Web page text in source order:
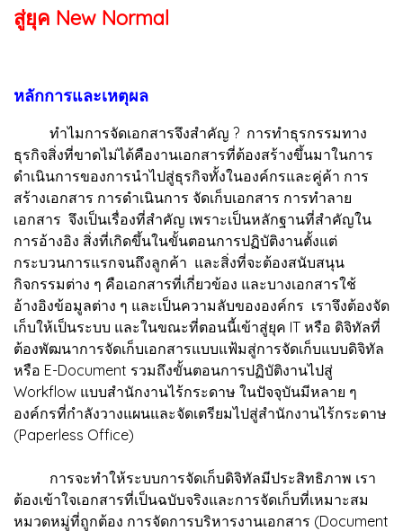
สู่ยุค New Normal
หลักการและเหตุผล
ทำไมการจัดเอกสารจึงสำคัญ ? การทำธุรกรรมทาง
ธุรกิจสิ่งที่ขาดไม่ได้คืองานเอกสารที่ต้องสร้างขึ้นมาในการ
ดำเนินการของการนำไปสู่ธุรกิจทั้งในองค์กรและคู่ค้า การ
สร้างเอกสาร การดำเนินการ จัดเก็บเอกสาร การทำลาย
เอกสาร จึงเป็นเรื่องที่สำคัญ เพราะเป็นหลักฐานที่สำคัญใน
การอ้างอิง สิ่งที่เกิดขึ้นในขั้นตอนการปฏิบัติงานตั้งแต่
กระบวนการแรกจนถึงลูกค้า และสิ่งที่จะต้องสนับสนุน
กิจกรรมต่าง ๆ คือเอกสารที่เกี่ยวข้อง และบางเอกสารใช้
อ้างอิงข้อมูลต่าง ๆ และเป็นความลับขององค์กร เราจึงต้องจัด
เก็บให้เป็นระบบ และในขณะที่ตอนนี้เข้าสู่ยุค IT หรือ ดิจิทัลที่
ต้องพัฒนาการจัดเก็บเอกสารแบบแฟ้มสู่การจัดเก็บแบบดิจิทัล
หรือ E-Document รวมถึงขั้นตอนการปฏิบัติงานไปสู่
Workflow แบบสำนักงานไร้กระดาษ ในปัจจุบันมีหลาย ๆ
องค์กรที่กำลังวางแผนและจัดเตรียมไปสู่สำนักงานไร้กระดาษ
(Paperless Office)
การจะทำให้ระบบการจัดเก็บดิจิทัลมีประสิทธิภาพ เรา
ต้องเข้าใจเอกสารที่เป็นฉบับจริงและการจัดเก็บที่เหมาะสม
หมวดหมู่ที่ถูกต้อง การจัดการบริหารงานเอกสาร (Document